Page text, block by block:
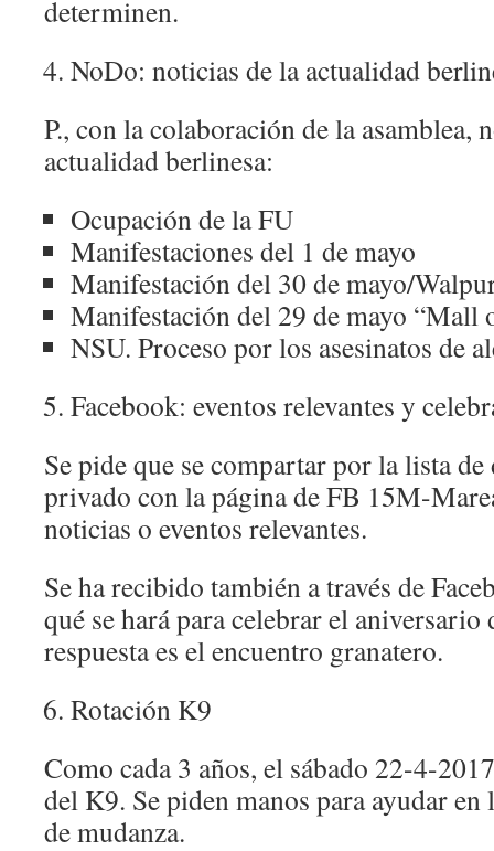
determinen.
NoDo: noticias de la actualidad
P., con la colaboración de la asamblea,
actualidad berlinesa:
Ocupación de la FU
Manifestaciones del 1 de mayo
Manifestación del 30 de mayo/
Manifestación del 29 de mayo “Mall
NSU. Proceso por los asesinatos de
Facebook: eventos relevantes y
Se pide que se compartar por la lista
privado con la página de FB 15M-
noticias o eventos relevantes.
Se ha recibido también a través de
qué se hará para celebrar el
respuesta es el encuentro granatero.
Rotación K9
Como cada 3 años, el sábado 22-4-
del K9. Se piden manos para ayudar en
de mudanza.